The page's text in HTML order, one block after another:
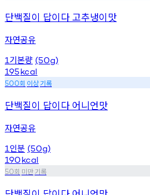
단백질이 답이다 고추냉이맛
자연공유
1 기본량 (50g)
195kcal
500회 이상기록
단백질이 답이다 어니언맛
자연공유
1 인분 (50g)
190kcal
50회 미만기록